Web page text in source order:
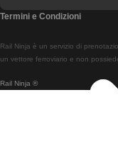
Rail Ninja ®
Rail Ninja è un servizio di
un vettore ferroviario e non
Termini e Condizioni